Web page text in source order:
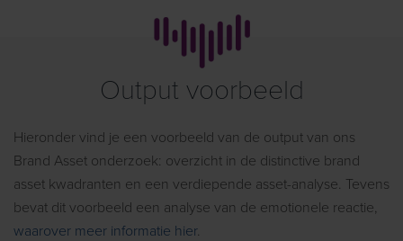
Output voorbeeld
Hieronder vind je een voorbeeld van de output van ons
Brand Asset onderzoek: overzicht in de distinctive brand
asset kwadranten en een verdiepende asset-analyse. Tevens
bevat dit voorbeeld een analyse van de emotionele reactie,
waarover meer informatie hier.